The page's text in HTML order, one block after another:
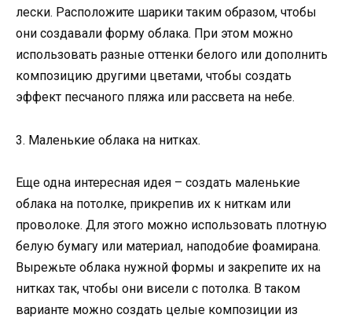
лески. Расположите шарики таким образом, чтобы
они создавали форму облака. При этом можно
использовать разные оттенки белого или дополнить
композицию другими цветами, чтобы создать
эффект песчаного пляжа или рассвета на небе.
3. Маленькие облака на нитках.
Еще одна интересная идея – создать маленькие
облака на потолке, прикрепив их к ниткам или
проволоке. Для этого можно использовать плотную
белую бумагу или материал, наподобие фоамирана.
Вырежьте облака нужной формы и закрепите их на
нитках так, чтобы они висели с потолка. В таком
варианте можно создать целые композиции из